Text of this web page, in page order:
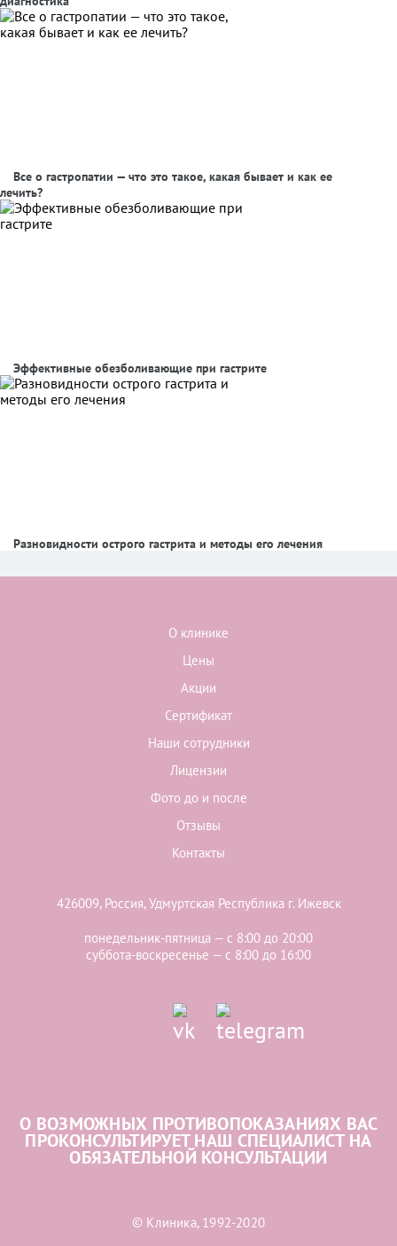
Все о гастропатии — что это такое, какая бывает и как ее
лечить?
Эффективные обезболивающие при гастрите
Разновидности острого гастрита и методы его лечения
О клинике
Цены
Акции
Сертификат
Наши сотрудники
Лицензии
Фото до и после
Отзывы
Контакты
426009, Россия, Удмуртская Республика г. Ижевск
понедельник-пятница — с 8:00 до 20:00
суббота-воскресенье — с 8:00 до 16:00
О ВОЗМОЖНЫХ ПРОТИВОПОКАЗАНИЯХ ВАС
ПРОКОНСУЛЬТИРУЕТ НАШ СПЕЦИАЛИСТ НА
ОБЯЗАТЕЛЬНОЙ КОНСУЛЬТАЦИИ
© Клиника, 1992-2020